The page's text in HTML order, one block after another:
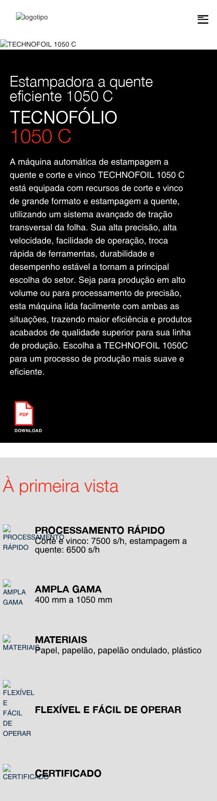
Estampadora a quente
eficiente 1050 C
TECNOFÓLIO
1050 C
A máquina automática de estampagem a
quente e corte e vinco TECHNOFOIL 1050 C
está equipada com recursos de corte e vinco
de grande formato e estampagem a quente,
utilizando um sistema avançado de tração
transversal da folha. Sua alta precisão, alta
velocidade, facilidade de operação, troca
rápida de ferramentas, durabilidade e
desempenho estável a tornam a principal
escolha do setor. Seja para produção em alto
volume ou para processamento de precisão,
esta máquina lida facilmente com ambas as
situações, trazendo maior eficiência e produtos
acabados de qualidade superior para sua linha
de produção. Escolha a TECHNOFOIL 1050C
para um processo de produção mais suave e
eficiente.
DOWNLOAD
À primeira vista
PROCESSAMENTO RÁPIDO
Corte e vinco: 7500 s/h, estampagem a
quente: 6500 s/h
AMPLA GAMA
400 mm a 1050 mm
MATERIAIS
Papel, papelão, papelão ondulado, plástico
FLEXÍVEL E FÁCIL DE OPERAR
CERTIFICADO